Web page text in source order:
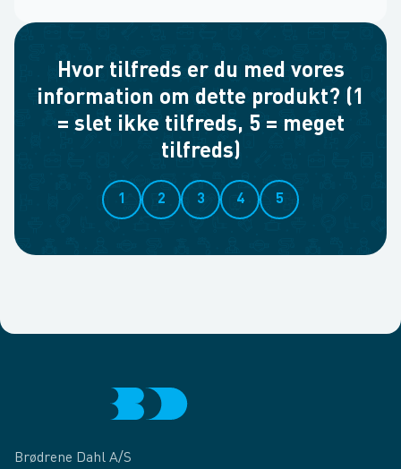
Hvor tilfreds er du med vores
information om dette produkt? (1
= slet ikke tilfreds, 5 = meget
tilfreds)
1 2 3 4 5
Brødrene Dahl A/S